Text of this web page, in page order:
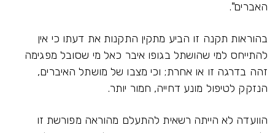
האברים".
בהוראות תקנה זו הביע מתקין התקנות את דעתו כי אין
להתייחס למי שהושתל בגופו איבר כאל מי שסובל מפגימה
זהה בדרגה זו או אחרת; וכי מצבו של מושתל האיברים,
הנזקק לטיפול מונע דחייה, חמור יותר.
הוועדה לא הייתה רשאית להתעלם מהוראה מפורשת זו